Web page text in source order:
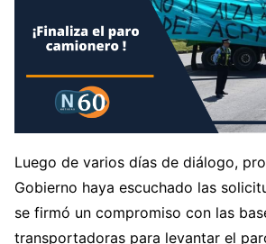
Luego de varios días de diálogo,
Gobierno haya escuchado las
se firmó un compromiso con las
transportadoras para levantar el